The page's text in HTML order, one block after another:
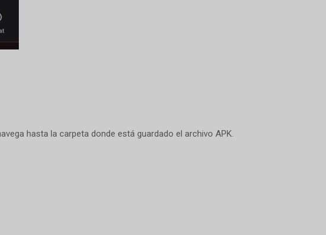
hasta la carpeta donde está guardado el archivo APK.